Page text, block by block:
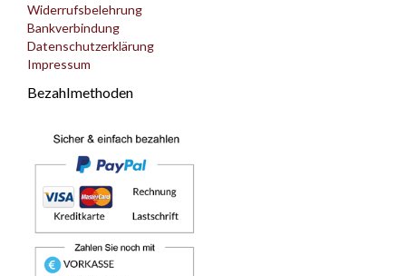
Widerrufsbelehrung
Bankverbindung
Datenschutzerklärung
Impressum
Bezahlmethoden